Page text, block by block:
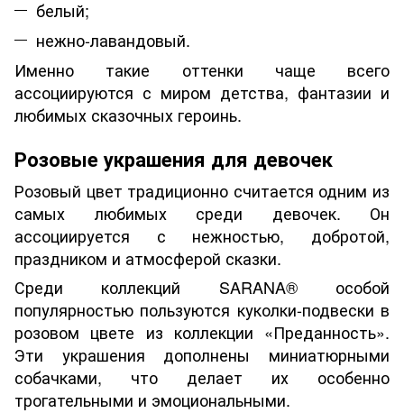
белый;
нежно-лавандовый.
Именно такие оттенки чаще всего
ассоциируются с миром детства, фантазии и
любимых сказочных героинь.
Розовые украшения для девочек
Розовый цвет традиционно считается одним из
самых любимых среди девочек. Он
ассоциируется с нежностью, добротой,
праздником и атмосферой сказки.
Среди коллекций SARANA® особой
популярностью пользуются куколки-подвески в
розовом цвете из коллекции «Преданность».
Эти украшения дополнены миниатюрными
собачками, что делает их особенно
трогательными и эмоциональными.